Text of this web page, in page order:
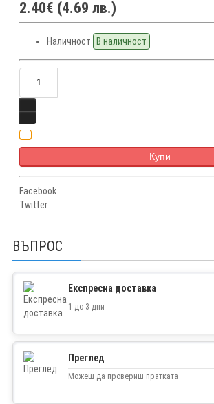
2.40€ (4.69 лв.)
Наличност В наличност
Купи
Facebook
Twitter
ВЪПРОС
Експресна доставка
1 до 3 дни
Преглед
Можеш да провериш пратката